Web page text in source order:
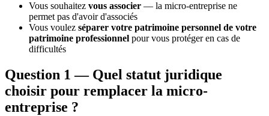
Vous souhaitez vous associer — la micro-entreprise ne
permet pas d'avoir d'associés
Vous voulez séparer votre patrimoine personnel de votre
patrimoine professionnel pour vous protéger en cas de
difficultés
Question 1 — Quel statut juridique
choisir pour remplacer la micro-
entreprise ?